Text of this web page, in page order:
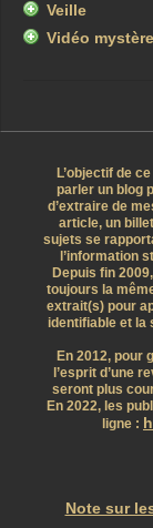
Veille
Vidéo mystère
L’objectif de
parler un blog
d’extraire de
article, un
sujets se
l’information
Depuis fin
toujours la
extrait(s) pour
identifiable et la
En 2012, pour
l’esprit d’une
seront plus
En 2022, les
ligne :
Note sur